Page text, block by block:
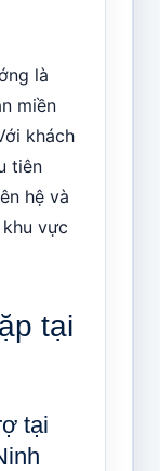
là
miền
khách
tiên
hệ và
vực
tại
tại